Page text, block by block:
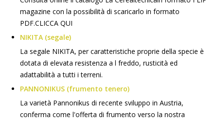
magazine con la possibilità di scaricarlo in formato
PDF.CLICCA QUI
NIKITA (segale)
La segale NIKITA, per caratteristiche proprie della specie è
dotata di elevata resistenza a l freddo, rusticità ed
adattabilità a tutti i terreni.
PANNONIKUS (frumento tenero)
La varietà Pannonikus di recente sviluppo in Austria,
conferma come l'offerta di frumento verso la nostra